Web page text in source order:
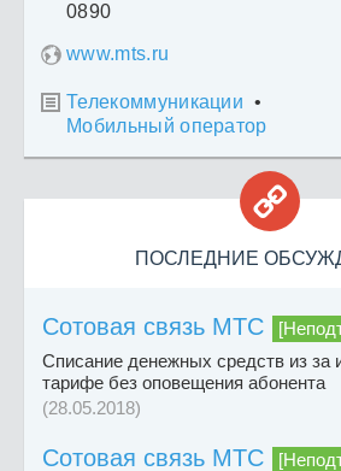
0890
www.mts.ru
 Телекоммуникации •
Мобильный оператор

ПОСЛЕДНИЕ
Сотовая связь МТС
Списание денежных средств из за
тарифе без оповещения абонента
(28.05.2018)
Сотовая связь МТС